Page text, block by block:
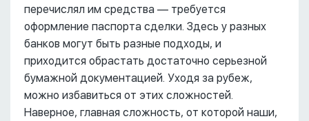
перечислял им средства –– требуется
оформление паспорта сделки. Здесь у разных
банков могут быть разные подходы, и
приходится обрастать достаточно серьезной
бумажной документацией. Уходя за рубеж,
можно избавиться от этих сложностей.
Наверное, главная сложность, от которой наши,